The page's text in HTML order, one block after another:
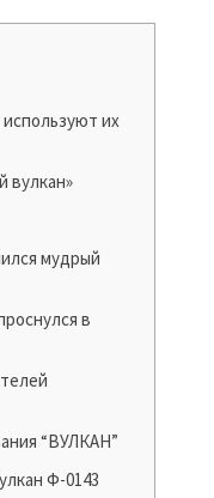
используют их
вулкан»
мудрый
в
“ВУЛКАН”
Ф-0143